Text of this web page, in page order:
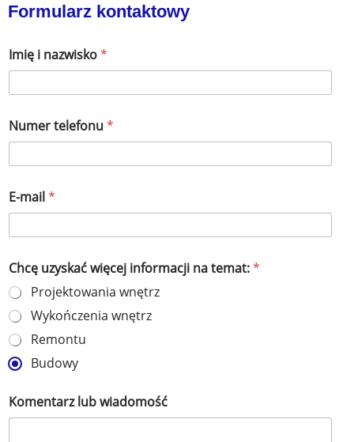
Formularz kontaktowy
Imię i nazwisko*
Numer telefonu*
E-mail*
Chcę uzyskać więcej informacji na temat:*
Projektowania wnętrz
Wykończenia wnętrz
Remontu
Budowy
Komentarz lub wiadomość